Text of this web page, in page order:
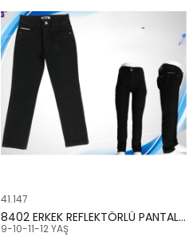
41.147
8402 ERKEK REFLEKTÖRLÜ PANTALON
9-10-11-12 YAŞ